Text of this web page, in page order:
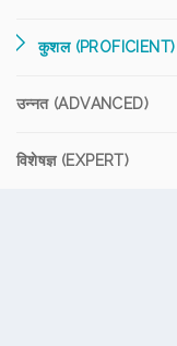
कुशल (PROFICIENT)
उन्नत (ADVANCED)
विशेषज्ञ (EXPERT)